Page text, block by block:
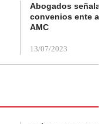
Abogados
convenios ente
AMC
13/07/2023